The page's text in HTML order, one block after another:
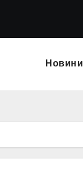
Новини